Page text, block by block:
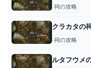
祠の攻略
クラカタの
祠の攻略